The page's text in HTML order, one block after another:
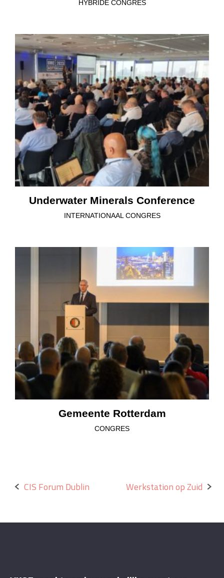
HYBRIDE CONGRES
Underwater Minerals Conference
INTERNATIONAAL CONGRES
Gemeente Rotterdam
CONGRES
Bericht
CIS Forum Dublin Werkstation op Zuid